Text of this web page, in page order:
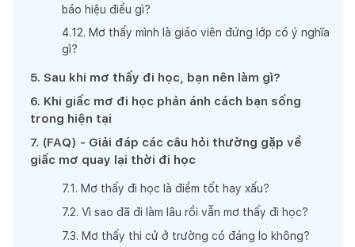
báo hiệu điều gì?
4.12. Mơ thấy mình là giáo viên đứng lớp có ý nghĩa
gì?
5. Sau khi mơ thấy đi học, bạn nên làm gì?
6. Khi giấc mơ đi học phản ánh cách bạn sống
trong hiện tại
7. (FAQ) - Giải đáp các câu hỏi thường gặp về
giấc mơ quay lại thời đi học
7.1 . Mơ thấy đi học là điềm tốt hay xấu?
7.2. Vì sao đã đi làm lâu rồi vẫn mơ thấy đi học?
7.3. Mơ thấy thi cử ở trường có đáng lo không?